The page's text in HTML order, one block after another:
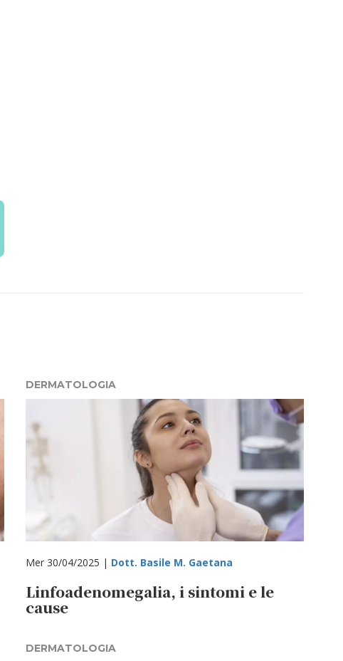
DERMATOLOGIA
Mer 30/04/2025 | Dott. Basile M. Gaetana
Linfoadenomegalia, i sintomi e le
cause
DERMATOLOGIA